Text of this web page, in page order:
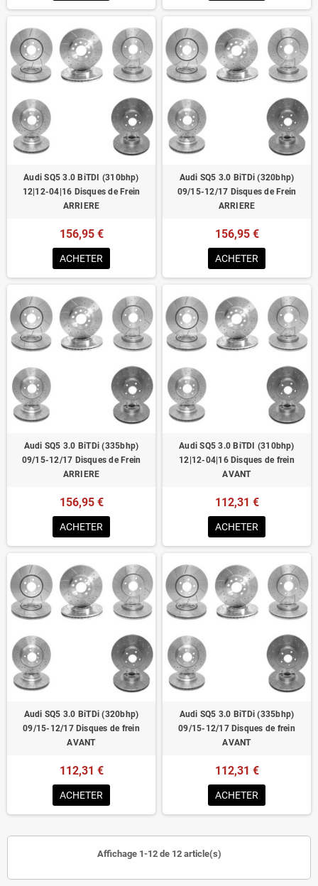
Audi SQ5 3.0 BiTDI (310bhp)
12|12-04|16 Disques de Frein
ARRIERE
156,95 €
ACHETER
Audi SQ5 3.0 BiTDi (320bhp)
09/15-12/17 Disques de Frein
ARRIERE
156,95 €
ACHETER
Audi SQ5 3.0 BiTDi (335bhp)
09/15-12/17 Disques de Frein
ARRIERE
156,95 €
ACHETER
Audi SQ5 3.0 BiTDI (310bhp)
12|12-04|16 Disques de frein
AVANT
112,31 €
ACHETER
Audi SQ5 3.0 BiTDi (320bhp)
09/15-12/17 Disques de frein
AVANT
112,31 €
ACHETER
Audi SQ5 3.0 BiTDi (335bhp)
09/15-12/17 Disques de frein
AVANT
112,31 €
ACHETER
Affichage 1-12 de 12 article(s)